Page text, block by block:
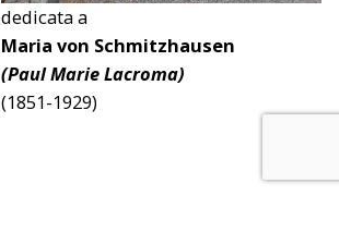
dedicata a
Maria von Schmitzhausen
(Paul Marie Lacroma)
(1851-1929)